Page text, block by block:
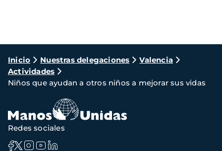
Ruta
de
navegación
Inicio Nuestras delegaciones
Valencia
Actividades
Niños que ayudan a otros niños a mejorar sus vidas
Redes sociales